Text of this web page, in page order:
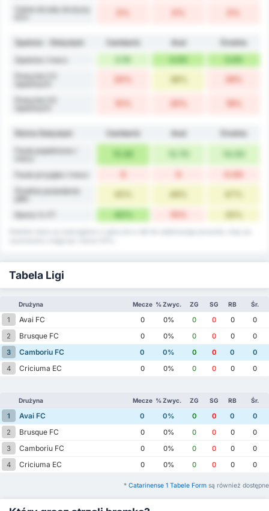
Celne strzały drużyny
Spalone - Statystyki Camboriú Avaí
Średnia
Spalone / mecz
3.00 3.00
Powyżej 2.5
Powyżej 3.5
Różne Statystyki Camboriú Avaí
Średnia
Faule popełnione /
Faule przyjęte / mecz
Średnia posiadania
Remis % FT 40%
Tabela Ligi
Drużyna Mecze % Zwyc. ZG SG RB Śr.
1 Avai FC 0 0% 0 0 0
0
2
Brusque FC 0 0% 0 0 0
0
3
Camboriu FC 0 0% 0 0 0
0
4
Criciuma EC 0 0% 0 0 0 0
Drużyna Mecze % Zwyc. ZG SG RB Śr.
1 Avai FC 0 0% 0 0 0
0
2
Brusque FC 0 0% 0 0 0
0
3
Camboriu FC 0 0% 0 0 0
0
4
Criciuma EC 0 0% 0 0 0 0
* Catarinense 1 Tabele Form są również dostępne